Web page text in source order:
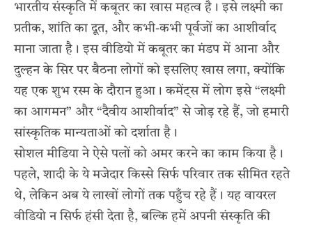
भारतीय संस्कृति में कबूतर का खास महत्व है। इसे लक्ष्मी का
प्रतीक, शांति का दूत, और कभी-कभी पूर्वजों का आशीर्वाद
माना जाता है। इस वीडियो में कबूतर का मंडप में आना और
दुल्हन के सिर पर बैठना लोगों को इसलिए खास लगा, क्योंकि
यह एक शुभ रस्म के दौरान हुआ। कमेंट्स में लोग इसे “लक्ष्मी
का आगमन” और “दैवीय आशीर्वाद” से जोड़ रहे हैं, जो हमारी
सांस्कृतिक मान्यताओं को दर्शाता है।
सोशल मीडिया ने ऐसे पलों को अमर करने का काम किया है।
पहले, शादी के ये मजेदार किस्से सिर्फ परिवार तक सीमित रहते
थे, लेकिन अब ये लाखों लोगों तक पहुँच रहे हैं। यह वायरल
वीडियो न सिर्फ हंसी देता है, बल्कि हमें अपनी संस्कृति की